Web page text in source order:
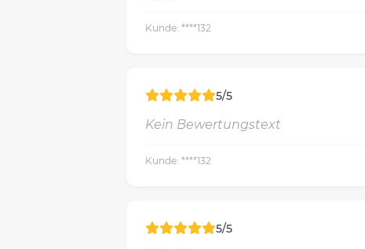
Kunde: ****132
5/5
Kein Bewertungstext
Kunde: ****132
5/5